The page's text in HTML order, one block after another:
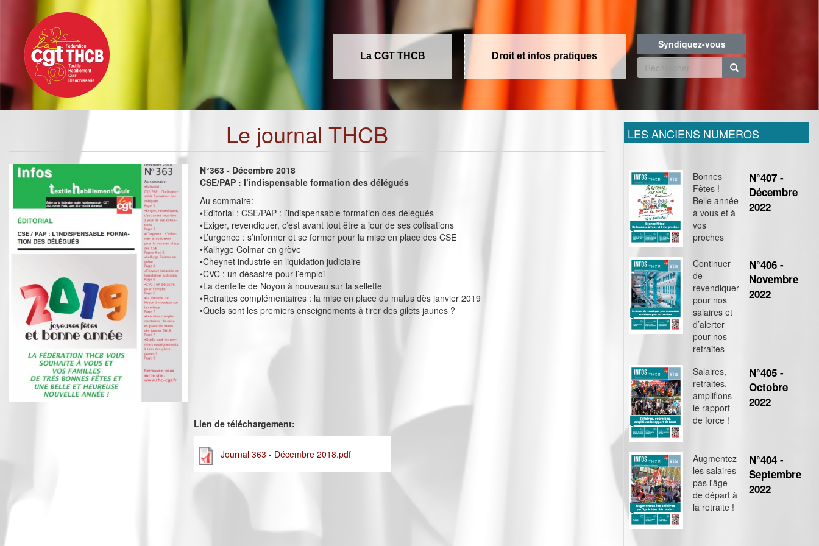
contenu
principal
La CGT THCB Droit et infos pratiques
Syndiquez-vous
Formulaire
recherche
Le journal THCB
N°363 - Décembre 2018
CSE/PAP : l’indispensable formation des délégués
Au sommaire:
•Editorial : CSE/PAP : l’indispensable formation des délégués
•Exiger, revendiquer, c’est avant tout être à jour de ses cotisations
•L’urgence : s’informer et se former pour la mise en place des CSE
•Kalhyge Colmar en grève
•Cheynet industrie en liquidation judiciaire
•CVC : un désastre pour l’emploi
•La dentelle de Noyon à nouveau sur la sellette
•Retraites complémentaires : la mise en place du malus dès janvier 2019
•Quels sont les premiers enseignements à tirer des gilets jaunes ?
Lien de téléchargement:
Journal 363 - Décembre 2018.pdf
LES ANCIENS NUMEROS
Bonnes
Fêtes !
Belle année
à vous et à
vos
proches
N°407 -
Décembre
2022
Continuer
de
revendiquer
pour nos
salaires et
d’alerter
pour nos
retraites
N°406 -
Novembre
2022
Salaires,
retraites,
amplifions
le rapport
de force !
N°405 -
Octobre
2022
Augmentez
les salaires
pas l'âge
de départ à
la retraite !
N°404 -
Septembre
2022